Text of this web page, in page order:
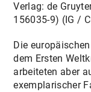
Verlag: de
156035-9) (IG /
Die
dem Ersten
arbeiteten aber
exemplarischer